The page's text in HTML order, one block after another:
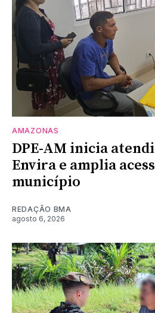
AMAZONAS
DPE-AM inicia
Envira e amplia
município
REDAÇÃO BMA
agosto 6, 2026